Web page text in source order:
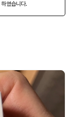
하였습니다.